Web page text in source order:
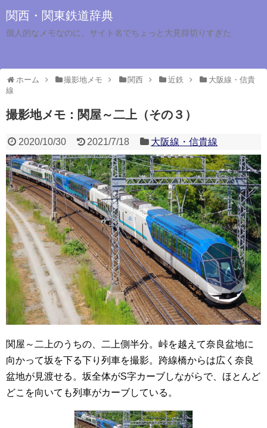
関西・関東鉄道辞典
個人的なメモなのに、サイト名でちょっと大見得切りすぎた
ホーム 撮影地メモ 関西 近鉄
大阪線・信貴
線
撮影地メモ：関屋～二上（その３）
2020/10/30 2021/7/18 大阪線・信貴線
関屋～二上のうちの、二上側半分。峠を越えて奈良盆地に
向かって坂を下る下り列車を撮影。跨線橋からは広く奈良
盆地が見渡せる。坂全体がS字カーブしながらで、ほとんど
どこを向いても列車がカーブしている。